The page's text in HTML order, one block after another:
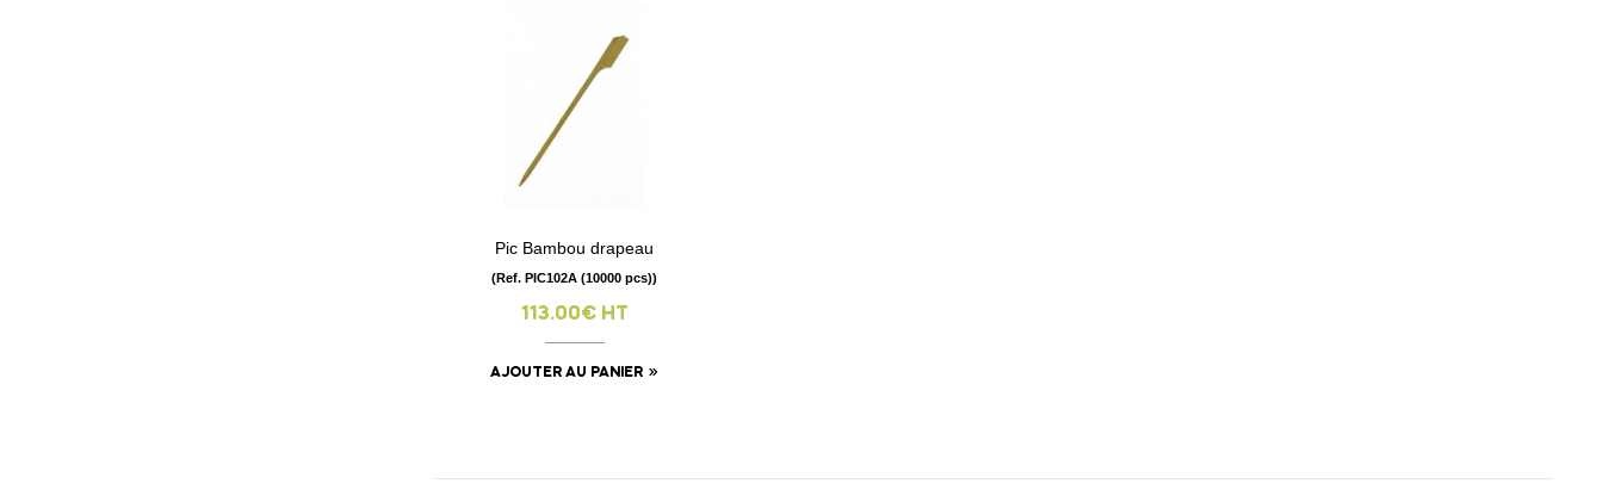
visibility
Pic Bambou drapeau
(Ref. PIC102A (10000 pcs))
113.00€ HT
AJOUTER AU PANIER